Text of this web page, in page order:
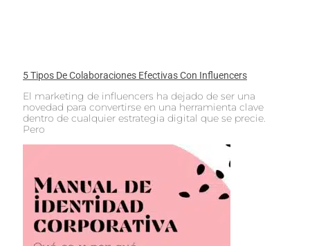
5 Tipos De Colaboraciones Efectivas Con Influencers
El marketing de influencers ha dejado de ser una
novedad para convertirse en una herramienta clave
dentro de cualquier estrategia digital que se precie.
Pero